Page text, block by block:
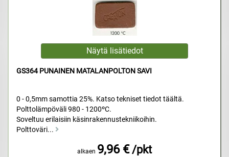
GS364 PUNAINEN MATALANPOLTON SAVI
0 - 0,5mm samottia 25%. Katso tekniset tiedot täältä.
Polttolämpöväli 980 - 1200ºC.
Soveltuu erilaisiin käsinrakennustekniikoihin.
Polttoväri...
alkaen 9,96 € /pkt